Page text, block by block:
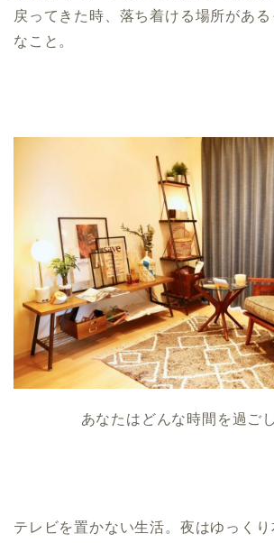
戻ってきた時、落ち着ける場所があ
なこと。
あなたはどんな時間を過ご
テレビを置かない生活。夜はゆっくり